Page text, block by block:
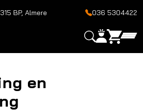
BP, Almere 036 5304422
en